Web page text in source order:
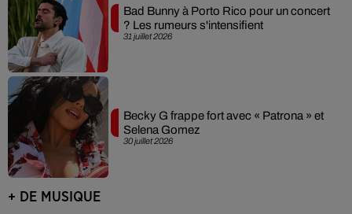
31 juillet 2026
Bad Bunny à Porto Rico pour un concert
? Les rumeurs s'intensifient
30 juillet 2026
Becky G frappe fort avec « Patrona » et
Selena Gomez
+ DE MUSIQUE